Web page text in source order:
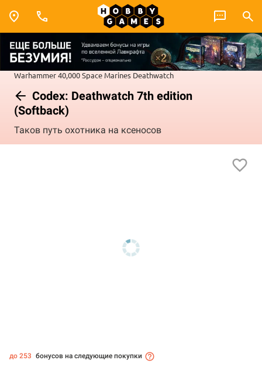
Warhammer 40,000Space Marines Deathwatch
Codex: Deathwatch 7th edition
(Softback)
Таков путь охотника на ксеносов
до 253 бонусов на следующие покупки